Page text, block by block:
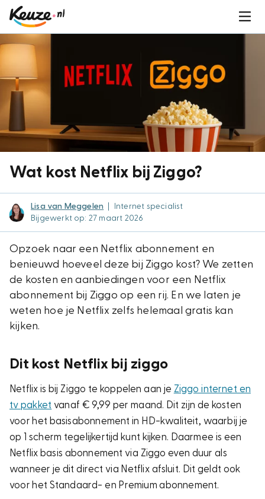
Wat kost Netflix bij Ziggo?
Lisa van Meggelen
Internet specialist
Bijgewerkt op: 27 maart 2026
Opzoek naar een Netflix abonnement en
benieuwd hoeveel deze bij Ziggo kost? We zetten
de kosten en aanbiedingen voor een Netflix
abonnement bij Ziggo op een rij. En we laten je
weten hoe je Netflix zelfs helemaal gratis kan
kijken.
Dit kost Netflix bij ziggo
Netflix is bij Ziggo te koppelen aan je Ziggo internet en
tv pakket vanaf € 9,99 per maand. Dit zijn de kosten
voor het basisabonnement in HD-kwaliteit, waarbij je
op 1 scherm tegelijkertijd kunt kijken. Daarmee is een
Netflix basis abonnement via Ziggo even duur als
wanneer je dit direct via Netflix afsluit. Dit geldt ook
voor het Standaard- en Premium abonnement.